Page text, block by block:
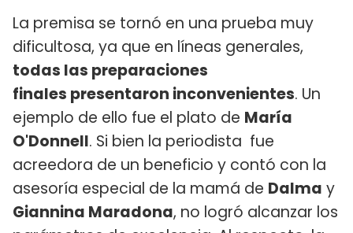
La premisa se tornó en una prueba muy
dificultosa, ya que en líneas generales,
todas las preparaciones
finales presentaron inconvenientes. Un
ejemplo de ello fue el plato de María
O'Donnell. Si bien la periodista fue
acreedora de un beneficio y contó con la
asesoría especial de la mamá de Dalma y
Giannina Maradona, no logró alcanzar los